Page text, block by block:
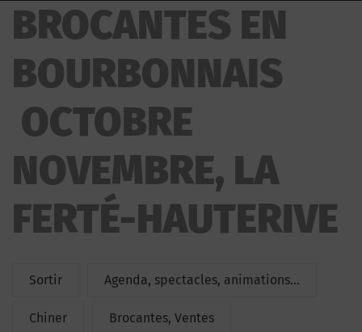
NOVEMBRE
BROCANTES EN
BOURBONNAIS
OCTOBRE
NOVEMBRE, LA
FERTÉ-HAUTERIVE
Sortir Agenda, spectacles, animations...
Chiner Brocantes, Ventes